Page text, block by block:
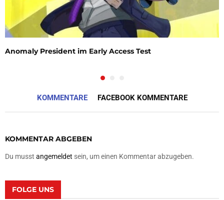
Anomaly President im Early Access Test
KOMMENTARE FACEBOOK KOMMENTARE
KOMMENTAR ABGEBEN
Du musst angemeldet sein, um einen Kommentar abzugeben.
FOLGE UNS